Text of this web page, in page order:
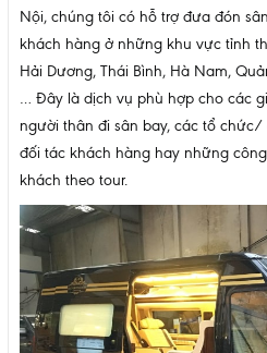
Nội, chúng tôi có hỗ trợ đưa đón
khách hàng ở những khu vực tỉnh
Hải Dương, Thái Bình, Hà Nam,
… Đây là dịch vụ phù hợp cho các
người thân đi sân bay, các tổ
đối tác khách hàng hay những
khách theo tour.